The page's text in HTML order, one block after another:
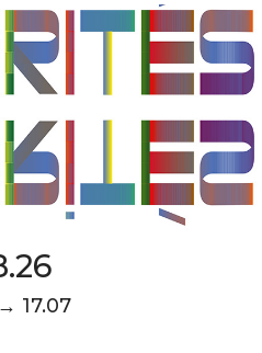
17.07